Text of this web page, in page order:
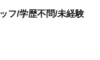
フ/学歴不問/未経験